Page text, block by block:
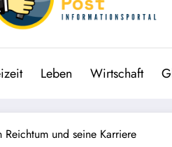
Leben Wirtschaft
und seine Karriere